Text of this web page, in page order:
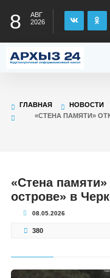
8
АВГ
2026
ГЛАВНАЯ
НОВОСТИ
«СТЕНА ПАМЯТИ»
«Стена
острове» в
08.05.2026
380